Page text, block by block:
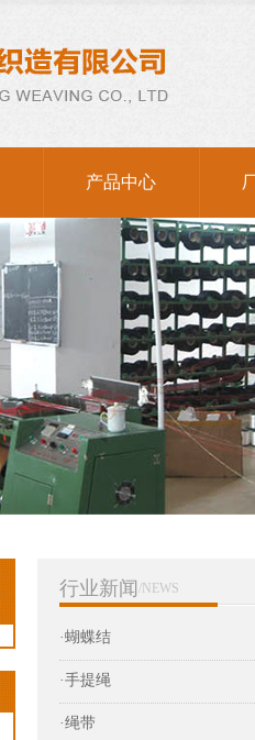
产品中心
行业新闻 /NEWS
·蝴蝶结
·手提绳
·绳带